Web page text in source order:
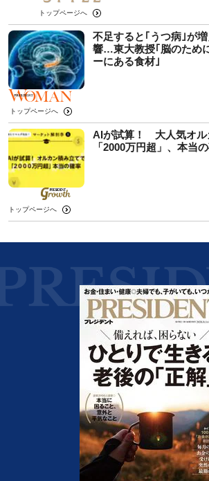
トップページへ
不足すると｢うつ病｣が
響…東大教授｢脳のため
ーにある食材｣
トップページへ
AIが試算！ 大人気オル
「2000万円超」、本当
トップページへ